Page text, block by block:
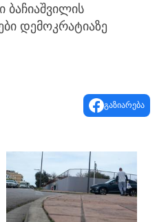
ბაჩიაშვილის
დემოკრატიაზე
გაზიარება